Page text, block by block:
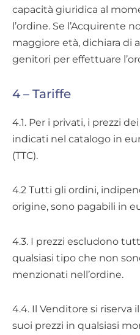
capacità giuridica al
l’ordine. Se l’Acquirente
maggiore età, dichiara di
genitori per effettuare
4 – Tariffe
4.1. Per i privati, i prezzi
indicati nel catalogo in
(TTC).
4.2 Tutti gli ordini,
origine, sono pagabili in
4.3. I prezzi escludono
qualsiasi tipo che non
menzionati nell’ordine.
4.4. Il Venditore si riserva
suoi prezzi in qualsiasi